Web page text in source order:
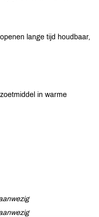
lange tijd houdbaar,
in warme